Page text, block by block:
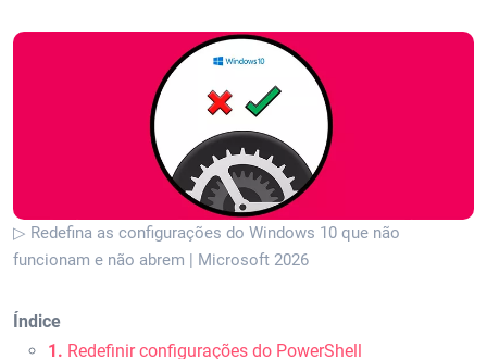
▷ Redefina as configurações do Windows 10 que não
funcionam e não abrem | Microsoft 2026
Índice
1. Redefinir configurações do PowerShell